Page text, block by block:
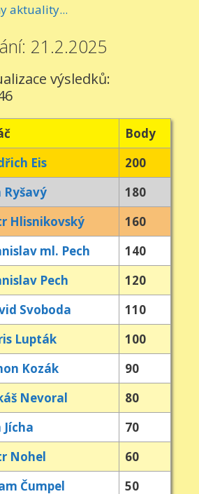
aktuality...
21.2.2025
výsledků:
Body
Eis
200
Ryšavý
180
Hlisnikovský
160
ml. Pech
140
Pech
120
Svoboda
110
Lupták
100
Kozák
90
Nevoral
80
Jícha
70
Nohel
60
Čumpel 50